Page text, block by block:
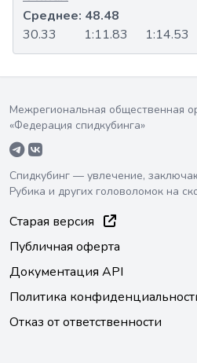
30.33 1:11.83 1:14.53
Среднее: 48.48
Межрегиональная общественная
«Федерация спидкубинга»
Спидкубинг — увлечение,
Рубика и других головоломок на
Старая версия
Публичная оферта
Документация API
Политика
Отказ от ответственности